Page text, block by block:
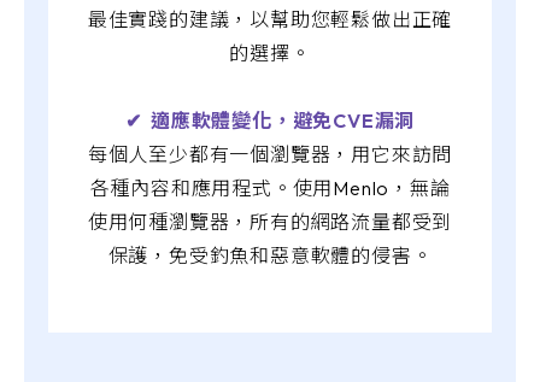
最佳實踐的建議，以幫助您輕鬆做出正確
的選擇。
✔︎ 適應軟體變化，避免CVE漏洞
每個人至少都有一個瀏覽器，用它來訪問
各種內容和應用程式。使用Menlo，無論
使用何種瀏覽器，所有的網路流量都受到
保護，免受釣魚和惡意軟體的侵害。